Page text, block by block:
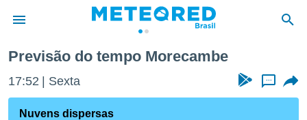
da
Previsão do tempo Morecambe
17:52 Sexta ...
Nuvens dispersas